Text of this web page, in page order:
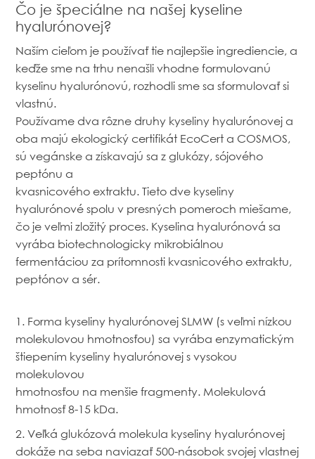
Čo je špeciálne na našej kyseline
hyalurónovej?
Naším cieľom je používať tie najlepšie ingrediencie, a
keďže sme na trhu nenašli vhodne formulovanú
kyselinu hyalurónovú, rozhodli sme sa sformulovať si
vlastnú.
Používame dva rôzne druhy kyseliny hyalurónovej a
oba majú ekologický certifikát EcoCert a COSMOS,
sú vegánske a získavajú sa z glukózy, sójového
peptónu a
kvasnicového extraktu. Tieto dve kyseliny
hyalurónové spolu v presných pomeroch miešame,
čo je veľmi zložitý proces. Kyselina hyalurónová sa
vyrába biotechnologicky mikrobiálnou
fermentáciou za prítomnosti kvasnicového extraktu,
peptónov a sér.
1. Forma kyseliny hyalurónovej SLMW (s veľmi nízkou
molekulovou hmotnosťou) sa vyrába enzymatickým
štiepením kyseliny hyalurónovej s vysokou
molekulovou
hmotnosťou na menšie fragmenty. Molekulová
hmotnosť 8-15 kDa.
2. Veľká glukózová molekula kyseliny hyalurónovej
dokáže na seba naviazať 500-násobok svojej vlastnej